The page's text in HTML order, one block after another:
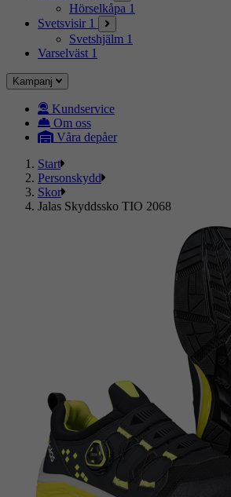
Hörselkåpa 1
Svetsvisir 1
Svetshjälm 1
Varselväst 1
Kampanj
Kundservice
Om oss
Våra depåer
Start
Personskydd
Skor
Jalas Skyddssko TIO 2068